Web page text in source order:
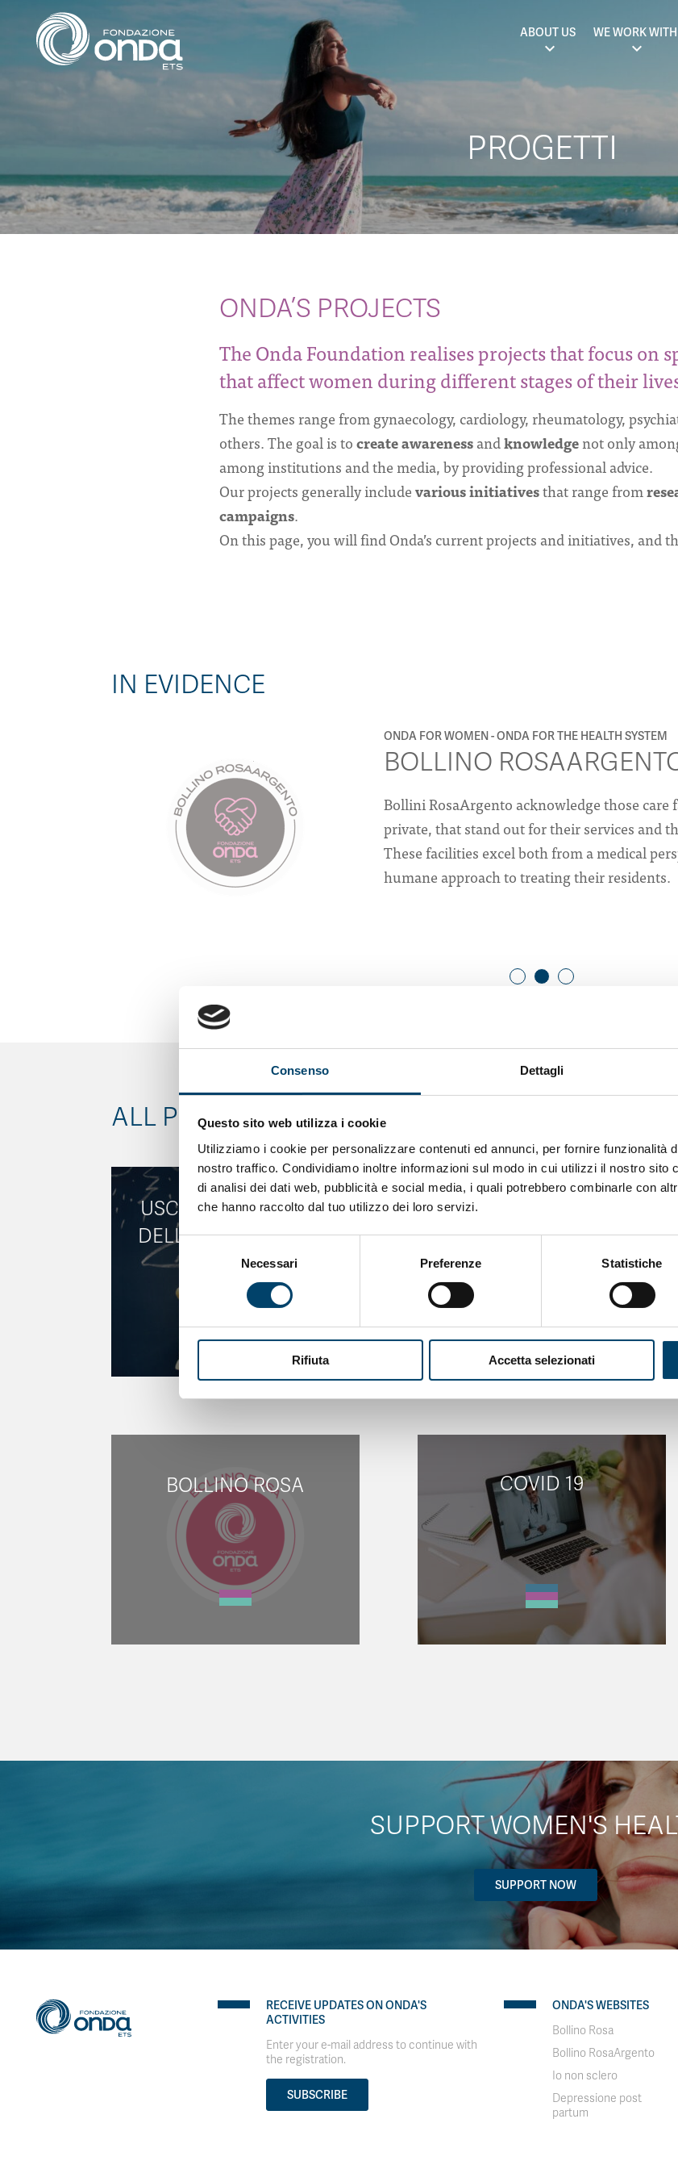
Consenso Dettagli
Questo sito web utilizza i cookie
Utilizziamo i cookie per personalizzare contenuti ed annunci, per fornire funzionalità
nostro traffico. Condividiamo inoltre informazioni sul modo in cui utilizzi il nostro sito
di analisi dei dati web, pubblicità e social media, i quali potrebbero combinarle con
che hanno raccolto dal tuo utilizzo dei loro servizi.
Selezione
del
Necessari Preferenze Statistiche
Rifiuta Accetta selezionati
ABOUT US WE WORK WITH
PROGETTI
ONDA’S PROJECTS
The Onda Foundation realises projects that focus on
that affect women during different stages of their
The themes range from gynaecology, cardiology, rheumatology,
others. The goal is tocreate awarenessandknowledgenot only
among institutions and the media, by providing professional advice.
Our projects generally includevarious initiativesthat range from
campaigns.
On this page, you will find Onda’s current projects and initiatives, and
IN EVIDENCE
ONDA FOR WOMEN ONDA FOR THE HEALTH SYSTEM
BOLLINO
Bollini RosaArgento acknowledge those
private, that stand out for their services and
These facilities excel both from a medical
humane approach to treating their residents.
ALL PROJECTS
USCIRE DALL’OMBRA
DELLA DEPRESSIONE
UN SORRISO PER LE
MAMME : PERINATAL
BOLLINO ROSA COVID 19
SUPPORT WOMEN'S
SUPPORT NOW
RECEIVE UPDATES ON ONDA'S
ACTIVITIES
Enter your e-mail address to continue with
the registration.
SUBSCRIBE
ONDA'S WEBSITES
Bollino Rosa
Bollino RosaArgento
Io non sclero
Depressione post
partum